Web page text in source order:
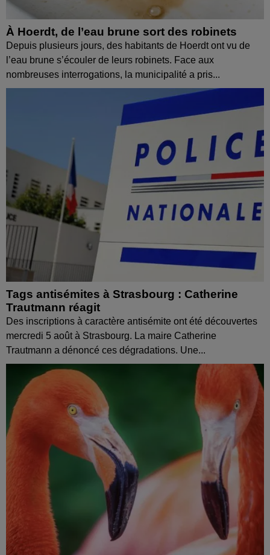
À Hoerdt, de l’eau brune sort des robinets
Depuis plusieurs jours, des habitants de Hoerdt ont vu de
l’eau brune s’écouler de leurs robinets. Face aux
nombreuses interrogations, la municipalité a pris...
Tags antisémites à Strasbourg : Catherine
Trautmann réagit
Des inscriptions à caractère antisémite ont été découvertes
mercredi 5 août à Strasbourg. La maire Catherine
Trautmann a dénoncé ces dégradations. Une...